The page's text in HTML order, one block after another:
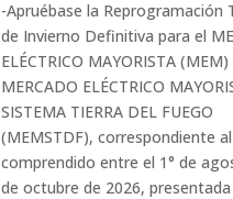
-Apruébase la Reprogramación
de Invierno Definitiva para el
ELÉCTRICO MAYORISTA (MEM)
MERCADO ELÉCTRICO
SISTEMA TIERRA DEL FUEGO
(MEMSTDF), correspondiente
comprendido entre el 1° de
de octubre de 2026,